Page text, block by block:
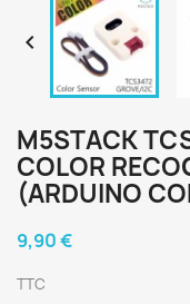

M5STACK
COLOR
(ARDUINO
9,90 €
TTC